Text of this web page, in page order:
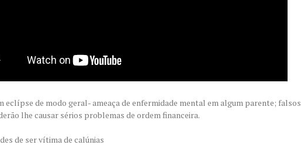
eclípse de modo geral- ameaça de enfermidade mental em algum parente; falsos
lhe causar sérios problemas de ordem financeira.
de ser vítima de calúnias